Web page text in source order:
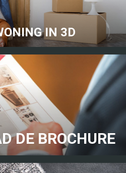
IN 3D
DE BROCHURE